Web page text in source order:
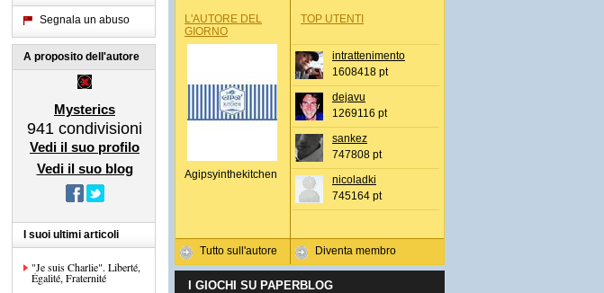
Segnala un abuso
A proposito dell'autore
Mysterics
941 condivisioni
Vedi il suo profilo
Vedi il suo blog
I suoi ultimi articoli
"Je suis Charlie". Liberté,
Égalité, Fraternité
L'AUTORE DEL
GIORNO
Agipsyinthekitchen
Tutto sull'autore
TOP UTENTI
intrattenimento
1608418 pt
dejavu
1269116 pt
sankez
747808 pt
nicoladki
745164 pt
Diventa membro
I GIOCHI SU PAPERBLOG